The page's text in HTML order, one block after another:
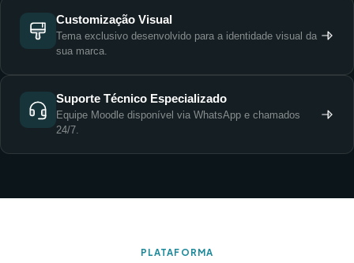
Customização Visual
Tema exclusivo desenvolvido para a identidade visual da
sua marca.
Suporte Técnico Especializado
Equipe Moodle disponível via WhatsApp e chamados
24/7.
PLATAFORMA